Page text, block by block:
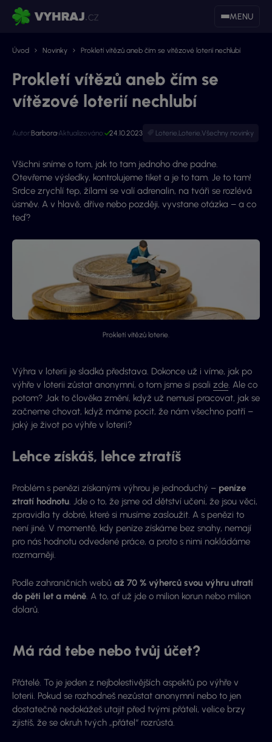
MENU
Úvod Novinky Prokletí vítězů aneb čím se vítězové loterií nechlubí
Prokletí vítězů aneb čím se
vítězové loterií nechlubí
Autor: Barbora Aktualizováno: 24.10.2023 Loterie,Loterie,Všechny novinky
Všichni sníme o tom, jak to tam jednoho dne padne.
Otevřeme výsledky, kontrolujeme tiket a je to tam. Je to tam!
Srdce zrychlí tep, žílami se valí adrenalin, na tváři se rozlévá
úsměv. A v hlavě, dříve nebo později, vyvstane otázka – a co
teď?
Prokletí vítězů loterie.
Výhra v loterii je sladká představa. Dokonce už i víme, jak po
výhře v loterii zůstat anonymní, o tom jsme si psali zde. Ale co
potom? Jak to člověka změní, když už nemusí pracovat, jak se
začneme chovat, když máme pocit, že nám všechno patří –
jaký je život po výhře v loterii?
Lehce získáš, lehce ztratíš
Problém s penězi získanými výhrou je jednoduchý – peníze
ztratí hodnotu. Jde o to, že jsme od dětství učeni, že jsou věci,
zpravidla ty dobré, které si musíme zasloužit. A s penězi to
není jiné. V momentě, kdy peníze získáme bez snahy, nemají
pro nás hodnotu odvedené práce, a proto s nimi nakládáme
rozmarněji.
Podle zahraničních webů až 70 % výherců svou výhru utratí
do pěti let a méně. A to, ať už jde o milion korun nebo milion
dolarů.
Má rád tebe nebo tvůj účet?
Přátelé. To je jeden z nejbolestivějších aspektů po výhře v
loterii. Pokud se rozhodneš nezůstat anonymní nebo to jen
dostatečně nedokážeš utajit před tvými přáteli, velice brzy
zjistíš, že se okruh tvých „přátel“ rozrůstá.